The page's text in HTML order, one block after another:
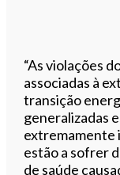
“As violações
associadas à
transição
generalizadas
extremamente
estão a sofrer
de saúde